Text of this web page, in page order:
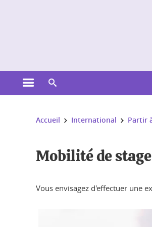
Ouvrir le menu principal
Vous êtes ici :
Accueil International Partir
Mobilité de stage
Vous envisagez d'effectuer une